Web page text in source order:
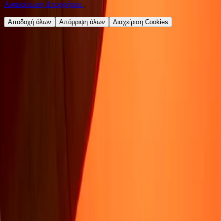
Ανακοίνωση Απορρήτου .
Αποδοχή όλων Απόρριψη όλων Διαχείριση Cookies